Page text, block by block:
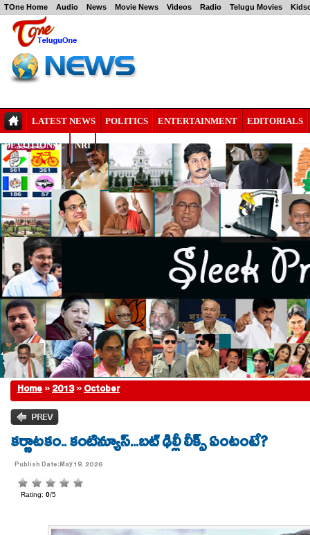
TOne Home Audio News Movie News Videos Radio Telugu Movies
LATEST NEWS POLITICS ENTERTAINMENT EDITORIALS
DEVOTIONAL NRI
Home»2013»October
క‌ర్ణాట‌కం.. కంటిన్యూస్...బ‌ట్ ఢిల్లీ లీక్స్ ఏంటంటే?
Publish Date:May 19, 2026